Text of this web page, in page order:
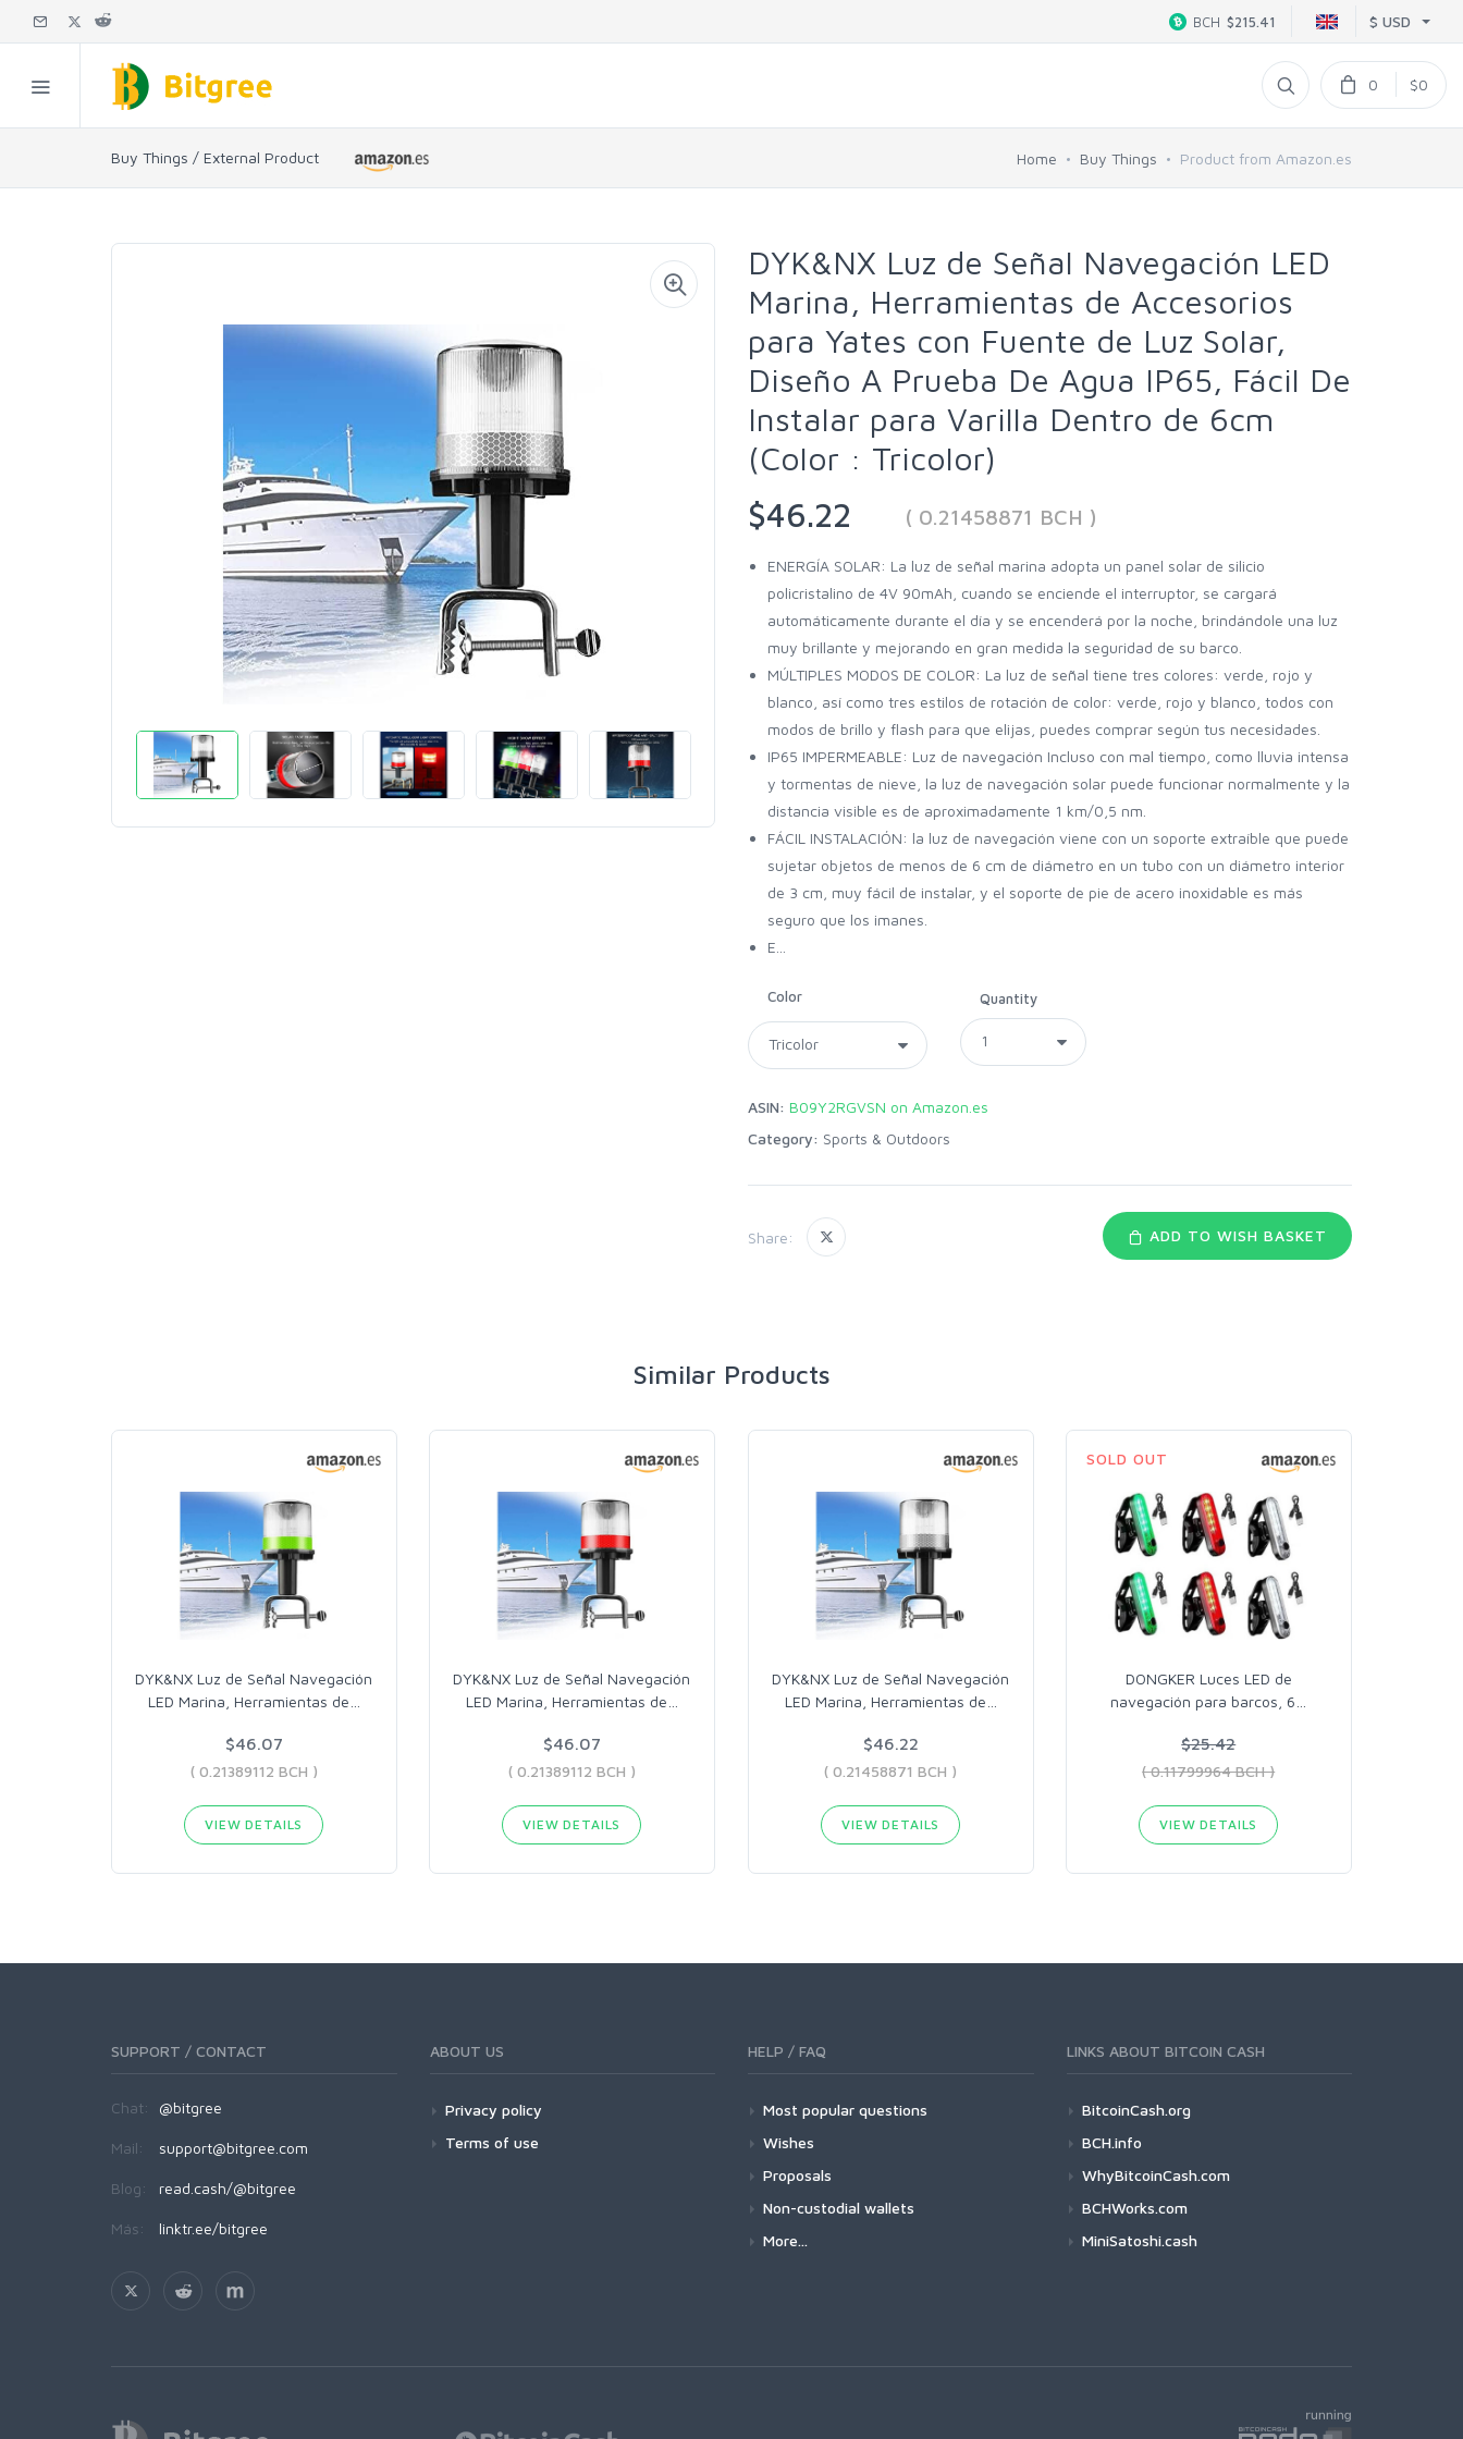
$ USD
BCH $215.41
0 $0
Buy Things / External Product Home Buy Things Product from Amazon.es
DYK&NX Luz de Señal Navegación LED
Marina, Herramientas de Accesorios
para Yates con Fuente de Luz Solar,
Diseño A Prueba De Agua IP65, Fácil De
Instalar para Varilla Dentro de 6cm
(Color : Tricolor)
$46.22
( 0.21458871 BCH )
ENERGÍA SOLAR: La luz de señal marina adopta un panel solar de silicio
policristalino de 4V 90mAh, cuando se enciende el interruptor, se cargará
automáticamente durante el día y se encenderá por la noche, brindándole una luz
muy brillante y mejorando en gran medida la seguridad de su barco.
MÚLTIPLES MODOS DE COLOR: La luz de señal tiene tres colores: verde, rojo y
blanco, así como tres estilos de rotación de color: verde, rojo y blanco, todos con
modos de brillo y flash para que elijas, puedes comprar según tus necesidades.
IP65 IMPERMEABLE: Luz de navegación Incluso con mal tiempo, como lluvia intensa
y tormentas de nieve, la luz de navegación solar puede funcionar normalmente y la
distancia visible es de aproximadamente 1 km/0,5 nm.
FÁCIL INSTALACIÓN: la luz de navegación viene con un soporte extraíble que puede
sujetar objetos de menos de 6 cm de diámetro en un tubo con un diámetro interior
de 3 cm, muy fácil de instalar, y el soporte de pie de acero inoxidable es más
seguro que los imanes.
E...
Color Quantity
ASIN: B09Y2RGVSN on Amazon.es
Category: Sports & Outdoors
Share: ADD TO WISH BASKET
Similar Products
DYK&NX Luz de Señal Navegación
LED Marina, Herramientas de
$46.07
( 0.21389112 BCH )
VIEW DETAILS
DYK&NX Luz de Señal Navegación
LED Marina, Herramientas de
$46.07
( 0.21389112 BCH )
VIEW DETAILS
DYK&NX Luz de Señal Navegación
LED Marina, Herramientas de
$46.22
( 0.21458871 BCH )
VIEW DETAILS
SOLD OUT
DONGKER Luces LED de
navegación para barcos, 6
$25.42
( 0.11799964 BCH )
VIEW DETAILS
SUPPORT / CONTACT
Chat: @bitgree
Mail: support@bitgree.com
Blog: read.cash/@bitgree
Más: linktr.ee/bitgree
ABOUT US
Privacy policy
Terms of use
HELP / FAQ
Most popular questions
Wishes
Proposals
Non-custodial wallets
More...
LINKS ABOUT BITCOIN CASH
BitcoinCash.org
BCH.info
WhyBitcoinCash.com
BCHWorks.com
MiniSatoshi.cash